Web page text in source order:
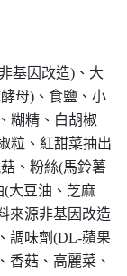
基因改造)、大
母)、食鹽、小
糊精、白胡椒
粒、紅甜菜抽出
、粉絲(馬鈴薯
(大豆油、芝麻
來源非基因改造
調味劑(DL-蘋果
香菇、高麗菜、